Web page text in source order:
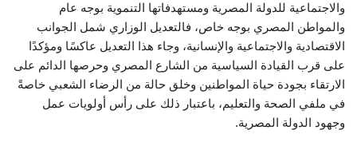
والاجتماعية للدولة المصرية ومستهدفاتها التنموية بوجه عام
والمواطن المصري بوجه خاص، فالتعديل الوزاري شمل الجوانب
الاقتصادية والاجتماعية والإنسانية، وجاء هذا التعديل عاكسًا ومؤكدًا
على قرب القيادة السياسية من الشارع المصري وحرصها الدائم على
الارتقاء بجودة حياة المواطنين وخلق حالة من الرضاء الشعبي خاصةً
في ملفي الصحة والتعليم، باعتبار ذلك على رأس أولويات عمل
وجهود الدولة المصرية.